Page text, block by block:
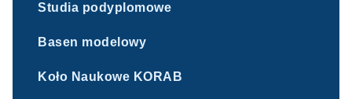
Studia podyplomowe
Basen modelowy
Koło Naukowe KORAB